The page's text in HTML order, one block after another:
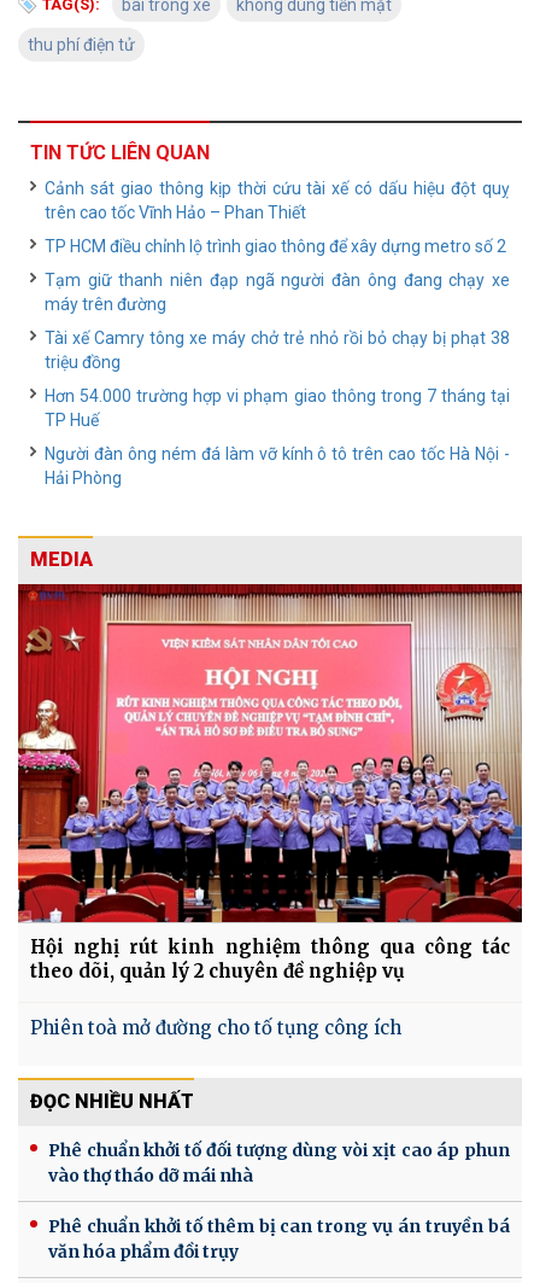
TAG(S): bãi trông xe không dùng tiền mặt
thu phí điện tử
TIN TỨC LIÊN QUAN
Cảnh sát giao thông kịp thời cứu tài xế có dấu hiệu đột quỵ
trên cao tốc Vĩnh Hảo – Phan Thiết
TP HCM điều chỉnh lộ trình giao thông để xây dựng metro số 2
Tạm giữ thanh niên đạp ngã người đàn ông đang chạy xe
máy trên đường
Tài xế Camry tông xe máy chở trẻ nhỏ rồi bỏ chạy bị phạt 38
triệu đồng
Hơn 54.000 trường hợp vi phạm giao thông trong 7 tháng tại
TP Huế
Người đàn ông ném đá làm vỡ kính ô tô trên cao tốc Hà Nội -
Hải Phòng
MEDIA
Hội nghị rút kinh nghiệm thông qua công tác
theo dõi, quản lý 2 chuyên đề nghiệp vụ
Phiên toà mở đường cho tố tụng công ích
ĐỌC NHIỀU NHẤT
Phê chuẩn khởi tố đối tượng dùng vòi xịt cao áp phun
vào thợ tháo dỡ mái nhà
Phê chuẩn khởi tố thêm bị can trong vụ án truyền bá
văn hóa phẩm đồi trụy